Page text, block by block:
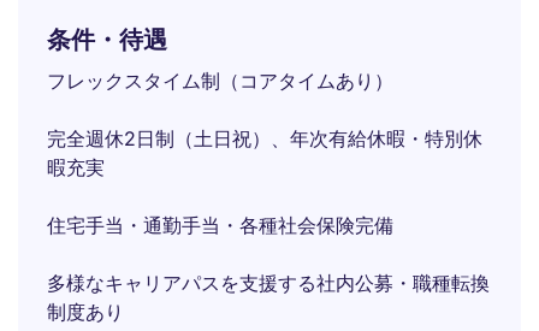
条件・待遇
フレックスタイム制（コアタイムあり）
完全週休2日制（土日祝）、年次有給休暇・特別休
暇充実
住宅手当・通勤手当・各種社会保険完備
多様なキャリアパスを支援する社内公募・職種転換
制度あり